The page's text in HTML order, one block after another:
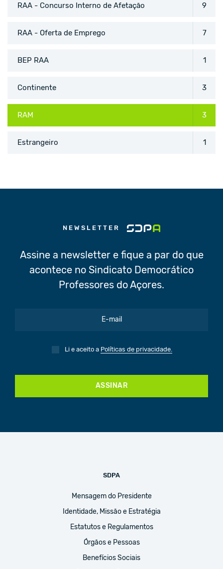
RAA - Concurso Interno de Afetação 9
RAA - Oferta de Emprego 7
BEP RAA 1
Continente 3
RAM 3
Estrangeiro 1
NEWSLETTER
Assine a newsletter e fique a par do que
acontece no Sindicato Democrático
Professores do Açores.
Li e aceito a Políticas de privacidade.
ASSINAR
SDPA
Mensagem do Presidente
Identidade, Missão e Estratégia
Estatutos e Regulamentos
Órgãos e Pessoas
Benefícios Sociais